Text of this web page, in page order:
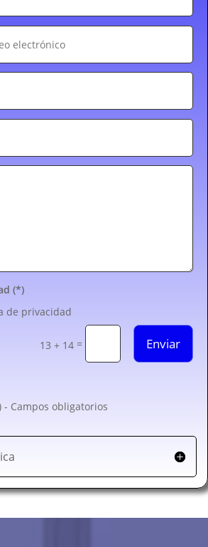
(*)
de privacidad
13 + 14 = Enviar
- Campos obligatorios